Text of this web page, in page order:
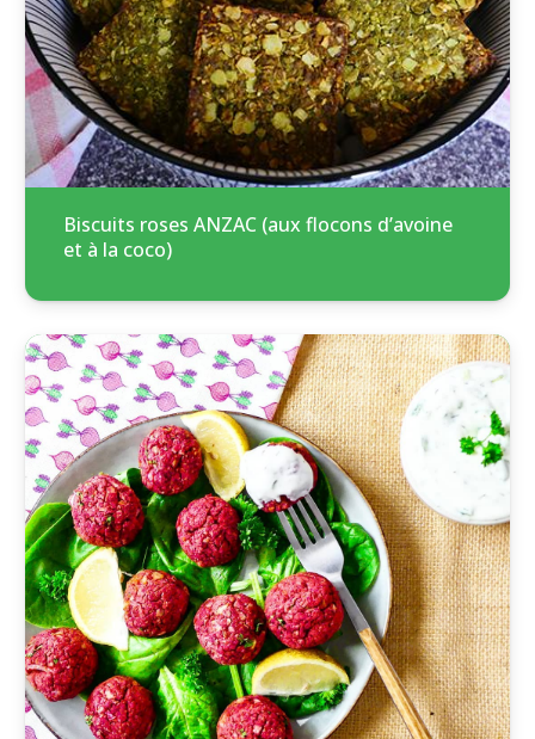
Biscuits roses ANZAC (aux flocons d’avoine
et à la coco)